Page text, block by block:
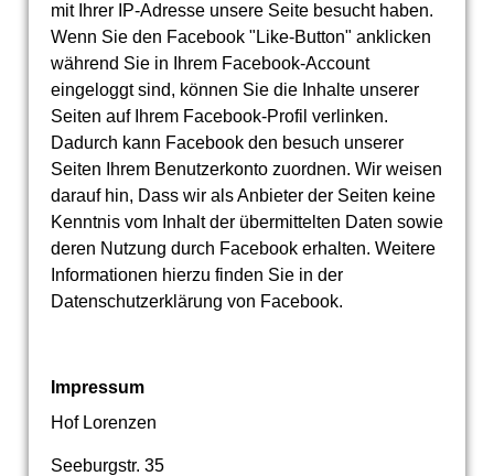
mit Ihrer IP-Adresse unsere Seite besucht haben.
Wenn Sie den Facebook "Like-Button" anklicken
während Sie in Ihrem Facebook-Account
eingeloggt sind, können Sie die Inhalte unserer
Seiten auf Ihrem Facebook-Profil verlinken.
Dadurch kann Facebook den besuch unserer
Seiten Ihrem Benutzerkonto zuordnen. Wir weisen
darauf hin, Dass wir als Anbieter der Seiten keine
Kenntnis vom Inhalt der übermittelten Daten sowie
deren Nutzung durch Facebook erhalten. Weitere
Informationen hierzu finden Sie in der
Datenschutzerklärung von Facebook.
Impressum
Hof Lorenzen
Seeburgstr. 35